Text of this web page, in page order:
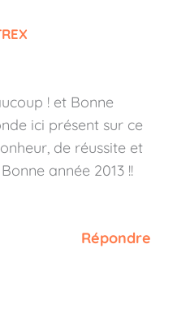
! et Bonne
ici présent sur ce
de réussite et
année 2013 !!
Répondre